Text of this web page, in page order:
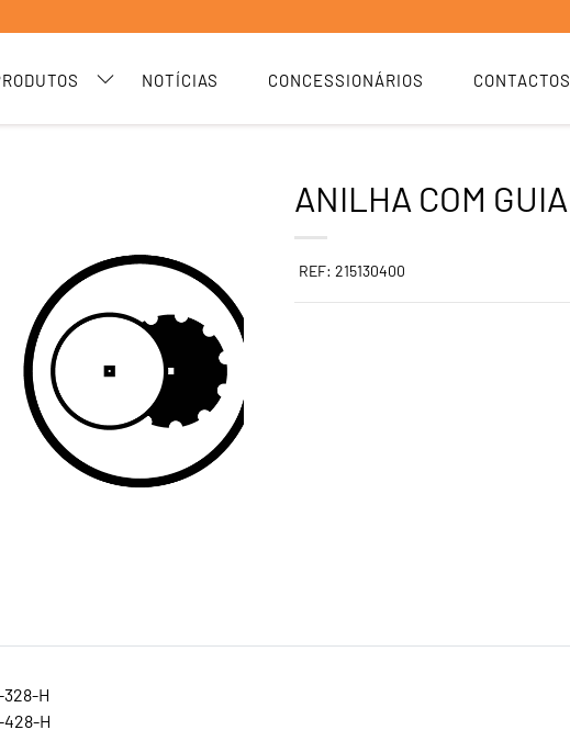
NOTÍCIAS CONCESSIONÁRIOS CONTACTOS
ANILHA COM GUIA
REF: 215130400
328-H
428-H